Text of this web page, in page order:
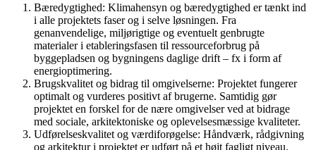
Bæredygtighed: Klimahensyn og bæredygtighed er tænkt ind
i alle projektets faser og i selve løsningen. Fra
genanvendelige, miljørigtige og eventuelt genbrugte
materialer i etableringsfasen til ressourceforbrug på
byggepladsen og bygningens daglige drift – fx i form af
energioptimering.
Brugskvalitet og bidrag til omgivelserne: Projektet fungerer
optimalt og vurderes positivt af brugerne. Samtidig gør
projektet en forskel for de nære omgivelser ved at bidrage
med sociale, arkitektoniske og oplevelsesmæssige kvaliteter.
Udførelseskvalitet og værdiforøgelse: Håndværk, rådgivning
og arkitektur i projektet er udført på et højt fagligt niveau.